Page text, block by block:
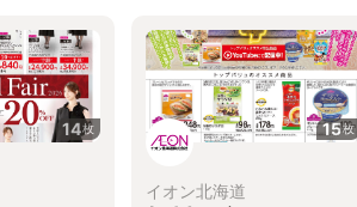
14枚 15枚
イオン北海道